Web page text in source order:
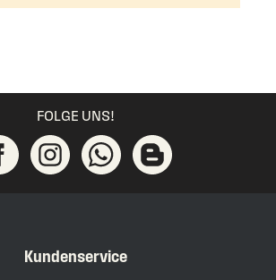
FOLGE UNS!
Kundenservice